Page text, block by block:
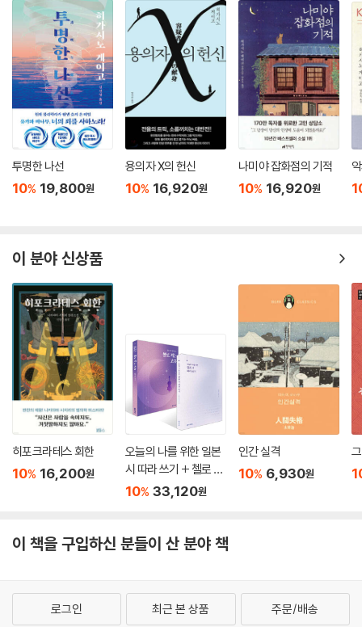
투명한 나선
10% 19,800원
용의자 X의 헌신
10% 16,920원
나미야 잡화점의 기적
10% 16,920원
이 분야 신상품
히포크라테스 회한
10% 16,200원
오늘의 나를 위한 일본
시 따라 쓰기 + 첼로 켜
는 고슈 세트
10% 33,120원
인간 실격
10% 6,930원
이 책을 구입하신 분들이 산 분야 책
로그인 최근 본 상품 주문/배송